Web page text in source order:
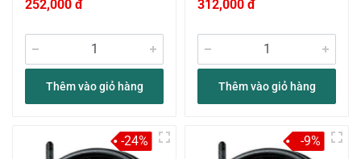
252,000 đ
Thêm vào giỏ hàng
312,000 đ
Thêm vào giỏ hàng
-24% -9%